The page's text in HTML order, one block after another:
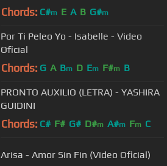
Live
Chords: C#m E A B G#m
Por Ti Peleo Yo - Isabelle - Video
Oficial
Chords: G A Bm D Em F#m B
PRONTO AUXILIO (LETRA) - YASHIRA
GUIDINI
Chords: C# F# G# D#m A#m Fm C
Arisa - Amor Sin Fin (Video Oficial)